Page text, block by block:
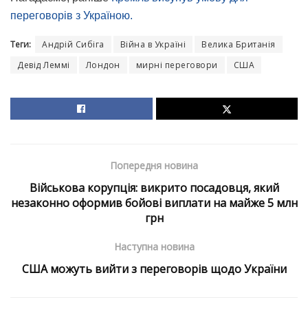
переговорів з Україною.
Теги: Андрій Сибіга Війна в Україні
Велика Британія
Девід Леммі
Лондон мирні переговори США
Попередня новина
Військова корупція: викрито посадовця, який
незаконно оформив бойові виплати на майже 5 млн
грн
Наступна новина
США можуть вийти з переговорів щодо України